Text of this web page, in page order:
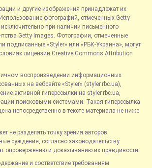
и другие изображения принадлежат их
фотографий, отмеченных Getty
при наличии письменного
Getty Images. Фотографии, отмеченные
подписанные «Styler» или «РБК-Украина», могут
лицензии Creative Commons Attribution
воспроизведении информационных
на вебсайте «Styler» (styler.rbc.ua),
активной гиперссылки на styler.rbc.ua,
поисковыми системами. Такая гиперссылка
непосредственно в тексте материала не ниже
не разделять точку зрения авторов
суждения, согласно законодательству
опровержению и доказыванию их правдивости.
и соответствие требованиям